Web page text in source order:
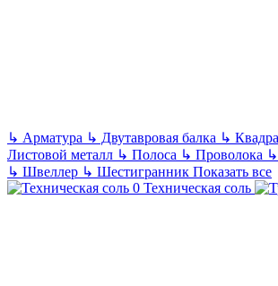
↳ Арматура ↳ Двутавровая балка ↳
Листовой металл ↳ Полоса ↳ Проволока ↳
↳ Швеллер ↳ Шестигранник Показать все
Техническая соль